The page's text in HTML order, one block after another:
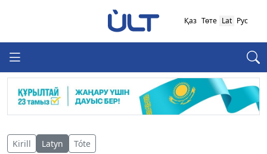
Қаз Төте Lat Рус
Kirill Latyn Tóte